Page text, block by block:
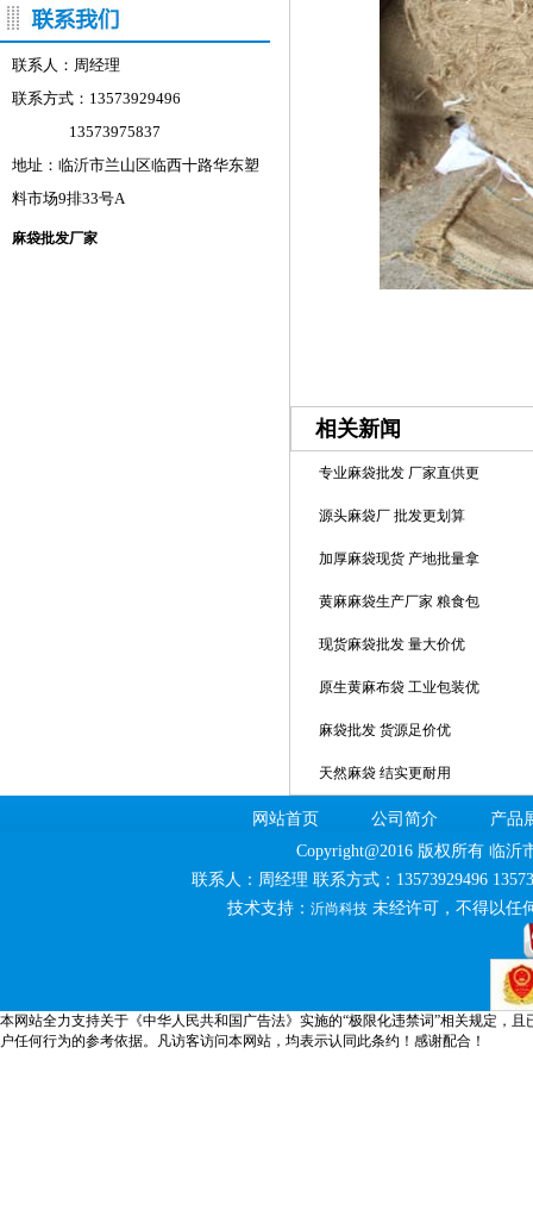
联系人：周经理
联系方式：13573929496
13573975837
地址：临沂市兰山区临西十路华东塑
料市场9排33号A
麻袋批发厂家
相关新闻
专业麻袋批发 厂家直供更
源头麻袋厂 批发更划算
加厚麻袋现货 产地批量拿
黄麻麻袋生产厂家 粮食包
现货麻袋批发 量大价优
原生黄麻布袋 工业包装优
麻袋批发 货源足价优
天然麻袋 结实更耐用
网站首页 公司简介
产品
Copyright@2016 版权所有 临
联系人：周经理 联系方式：13573929496
技术支持： 沂尚科技 未经许可，不得以任
本网站全力支持关于《中华人民共和国广告法》实施的“极限化违禁词”相关规定，
户任何行为的参考依据。凡访客访问本网站，均表示认同此条约！感谢配合！